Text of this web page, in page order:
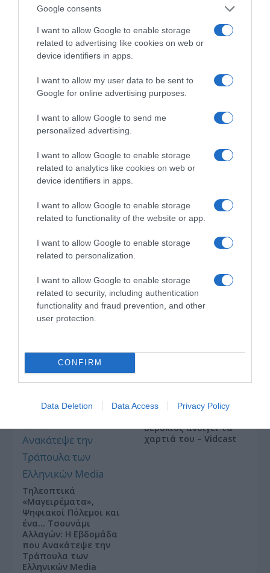
Google consents
I want to allow Google to enable storage
related to advertising like cookies on web or
device identifiers in apps.
I want to allow my user data to be sent to
Google for online advertising purposes.
I want to allow Google to send me
personalized advertising.
I want to allow Google to enable storage
related to analytics like cookies on web or
device identifiers in apps.
I want to allow Google to enable storage
related to functionality of the website or app.
I want to allow Google to enable storage
related to personalization.
I want to allow Google to enable storage
related to security, including authentication
functionality and fraud prevention, and other
user protection.
CONFIRM
Data Deletion Data Access Privacy Policy
Αυτά είναι τα 4 prints στα μαγιό που θα βλέπεις
σε κάθε παραλία φέτος!
Πεινάς και εσύ μετά το
ξενύχτι; 5 καντίνες
στην Αθήνα που
σώζουν τις βραδινές
Πώς να ξεφλουδίζεις
foodie πρέπει να ξέρει
Οι «Τυπολογίες» περνούν στην εικόνα, έχοντας
ως πρώτο καλεσμένο στο νέο vidcast τον Παύλο
Μαρινάκη
Τηλεοπτικά
«Μαγειρέματα»,
Ψηφιακοί Πόλεμοι και
ένα… Τσουνάμι
Αλλαγών: Η Εβδομάδα
που Ανακάτεψε την
Τράπουλα των
Ελληνικών Media
«Τυπολογίες» στο
Βερύκιος ανοίγει τα
χαρτιά του – Vidcast